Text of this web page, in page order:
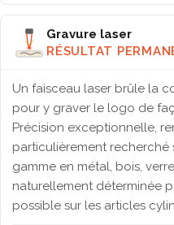
Gravure laser
RÉSULTAT
Un faisceau laser brûle la
pour y graver le logo de
Précision exceptionnelle,
particulièrement recherché
gamme en métal, bois,
naturellement déterminée
possible sur les articles